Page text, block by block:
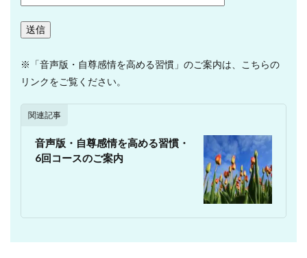
※「音声版・自尊感情を高める習慣」のご案内は、こちらの
リンクをご覧ください。
関連記事
音声版・自尊感情を高める習慣・
6回コースのご案内